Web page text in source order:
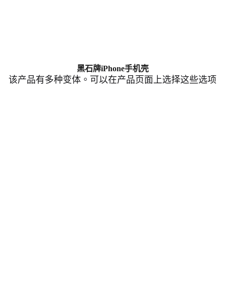
黑石牌iPhone手机壳
该产品有多种变体。可以在产品页面上选择这些选项